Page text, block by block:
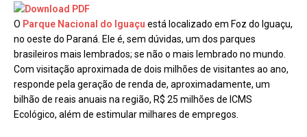
O Parque Nacional do Iguaçu está localizado em Foz do Iguaçu,
no oeste do Paraná. Ele é, sem dúvidas, um dos parques
brasileiros mais lembrados; se não o mais lembrado no mundo.
Com visitação aproximada de dois milhões de visitantes ao ano,
responde pela geração de renda de, aproximadamente, um
bilhão de reais anuais na região, R$ 25 milhões de ICMS
Ecológico, além de estimular milhares de empregos.